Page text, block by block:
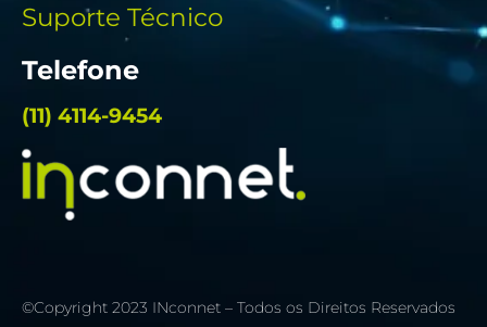
Suporte Técnico
Telefone
(11) 4114-9454
©Copyright 2023 INconnet – Todos os Direitos Reservados